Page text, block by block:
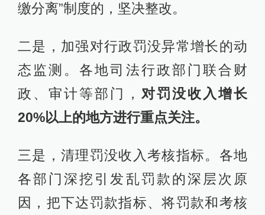
缴分离”制度的，坚决整改。
二是，加强对行政罚没异常增长的动
态监测。各地司法行政部门联合财
政、审计等部门， 对罚没收入增长
20%以上的地方进行重点关注。
三是，清理罚没收入考核指标。各地
各部门深挖引发乱罚款的深层次原
因，把下达罚款指标、将罚款和考核